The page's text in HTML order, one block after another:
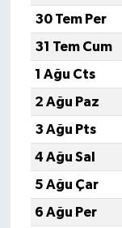
30 Tem Per
31 Tem Cum
1 Ağu Cts
2 Ağu Paz
3 Ağu Pts
4 Ağu Sal
5 Ağu Çar
6 Ağu Per